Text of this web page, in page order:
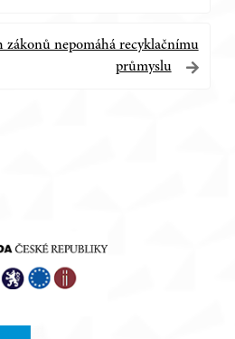
zákonů nepomáhá recyklačnímu
průmyslu